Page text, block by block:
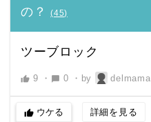
の？
(45)
ツーブロック
thumb_up 9 ・ chat_bubble 0 ・ by delmama
thumb_up ウケる 詳細を見る